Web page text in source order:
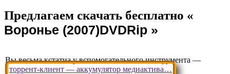
Вы весьма кстатиа у вспомогательного инструмента —
торрент-клиент — аккумулятор медиактива…